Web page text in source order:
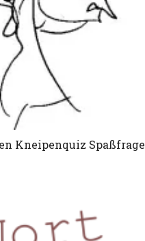
Kneipenquiz Spaßfrage